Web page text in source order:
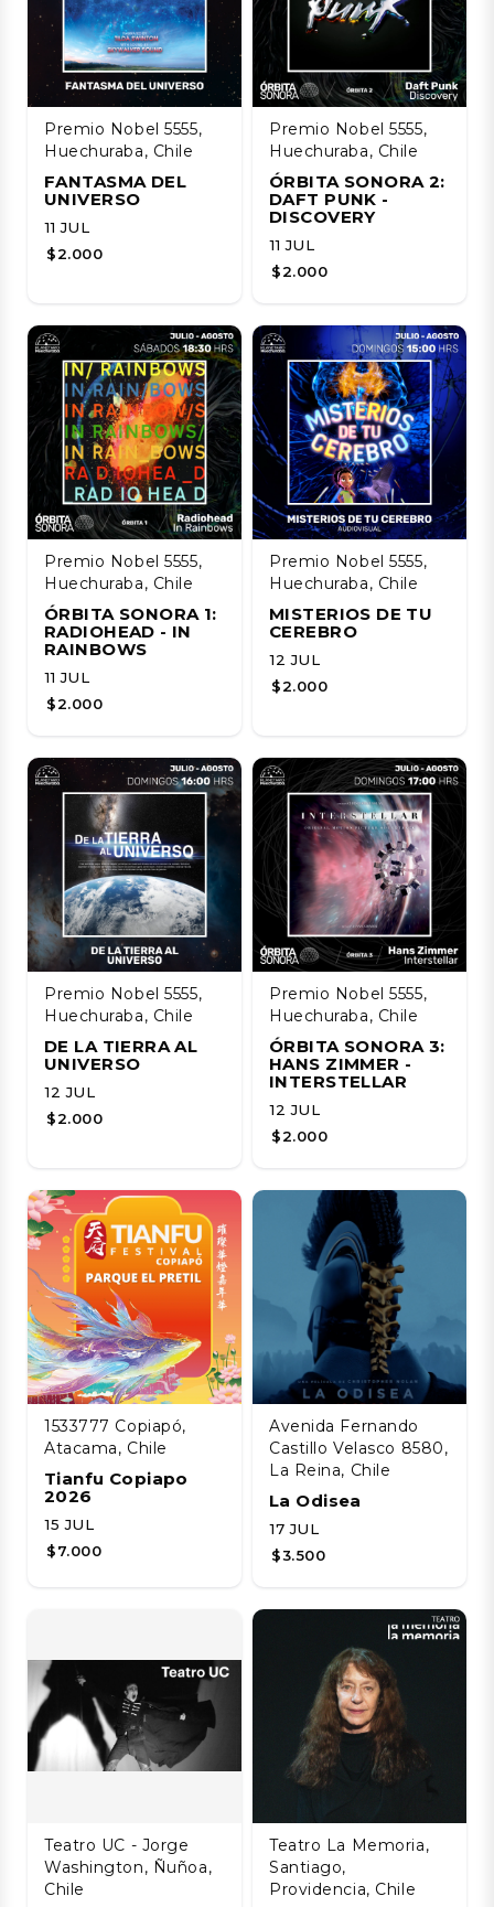
Premio Nobel 5555,
Huechuraba, Chile
FANTASMA DEL
UNIVERSO
11 JUL
$2.000
Premio Nobel 5555,
Huechuraba, Chile
ÓRBITA SONORA 2:
DAFT PUNK -
DISCOVERY
11 JUL
$2.000
Premio Nobel 5555,
Huechuraba, Chile
ÓRBITA SONORA 1:
RADIOHEAD - IN
RAINBOWS
11 JUL
$2.000
Premio Nobel 5555,
Huechuraba, Chile
MISTERIOS DE TU
CEREBRO
12 JUL
$2.000
Premio Nobel 5555,
Huechuraba, Chile
DE LA TIERRA AL
UNIVERSO
12 JUL
$2.000
Premio Nobel 5555,
Huechuraba, Chile
ÓRBITA SONORA 3:
HANS ZIMMER -
INTERSTELLAR
12 JUL
$2.000
1533777 Copiapó,
Atacama, Chile
Tianfu Copiapo
2026
15 JUL
$7.000
Avenida Fernando
Castillo Velasco 8580,
La Reina, Chile
La Odisea
17 JUL
$3.500
Teatro UC - Jorge
Washington, Ñuñoa,
Chile
Teatro La Memoria,
Santiago,
Providencia, Chile